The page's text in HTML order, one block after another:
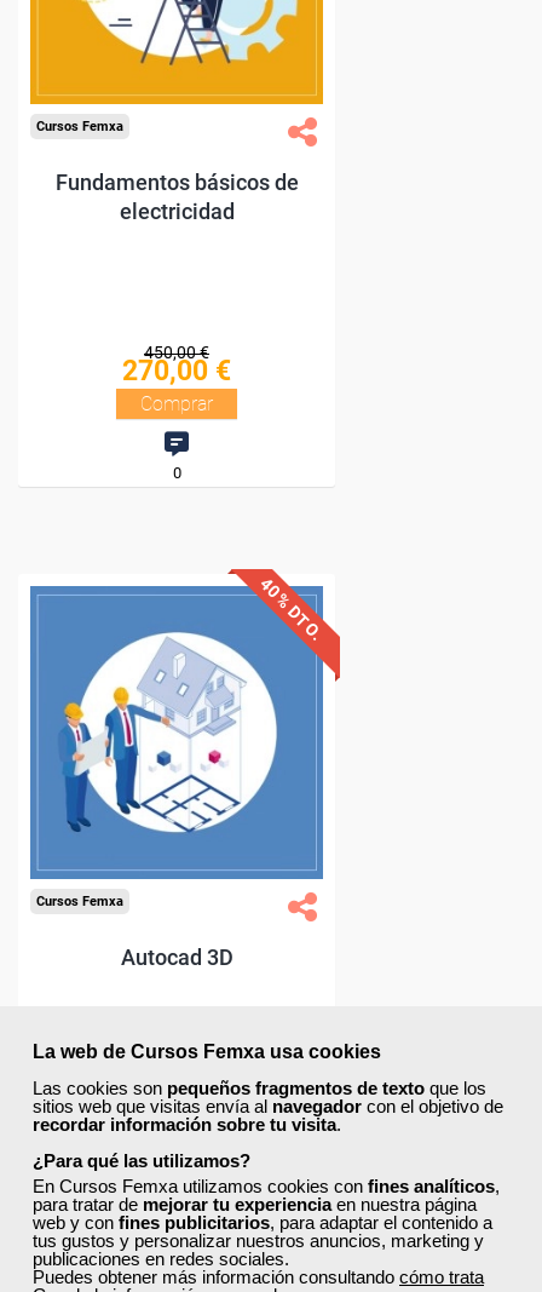
La web de Cursos Femxa usa cookies
Las cookies son pequeños fragmentos de texto que los
sitios web que visitas envía al navegador con el objetivo de
recordar información sobre tu visita.
¿Para qué las utilizamos?
En Cursos Femxa utilizamos cookies con fines analíticos,
para tratar de mejorar tu experienciaen nuestra página
web y con fines publicitarios, para adaptar el contenido a
tus gustos y personalizar nuestros anuncios, marketing y
publicaciones en redes sociales.
Puedes obtener más información consultando cómo trata